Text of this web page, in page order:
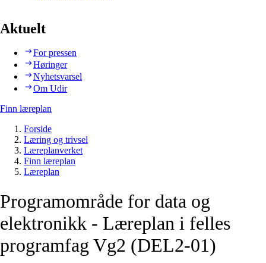
Aktuelt
For pressen
Høringer
Nyhetsvarsel
Om Udir
Finn læreplan
Forside
Læring og trivsel
Læreplanverket
Finn læreplan
Læreplan
Programområde for data og
elektronikk - Læreplan i felles
programfag Vg2 (DEL2-01)